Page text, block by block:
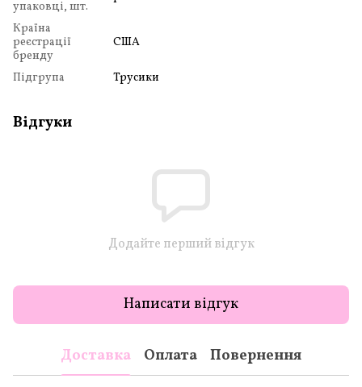
упаковці, шт.
Країна
реєстрації
бренду
США
Підгрупа Трусики
Відгуки
Додайте перший відгук
Написати відгук
Доставка Оплата Повернення